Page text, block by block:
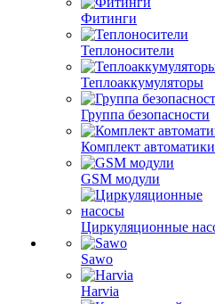
Фитинги
Теплоносители
Теплоаккумуляторы
Группа безопасности
Комплект автоматики
GSM модули
Циркуляционные
Sawo
Harvia